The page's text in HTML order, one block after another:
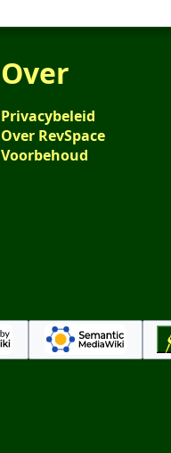
Over
Privacybeleid
Over RevSpace
Voorbehoud